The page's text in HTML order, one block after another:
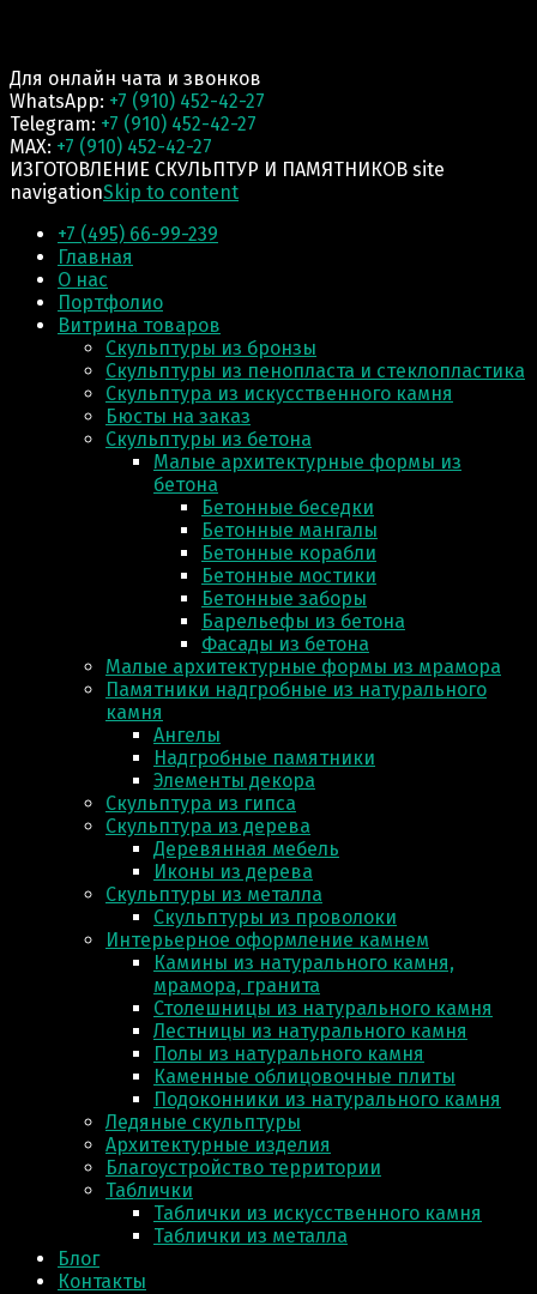
Для онлайн чата и звонков
WhatsApp: +7 (910) 452-42-27
Telegram: +7 (910) 452-42-27
MAX: +7 (910) 452-42-27
ИЗГОТОВЛЕНИЕ СКУЛЬПТУР И ПАМЯТНИКОВ site
navigationSkip to content
+7 (495) 66-99-239
Главная
О нас
Портфолио
Витрина товаров
Скульптуры из бронзы
Скульптуры из пенопласта и стеклопластика
Скульптура из искусственного камня
Бюсты на заказ
Скульптуры из бетона
Малые архитектурные формы из
бетона
Бетонные беседки
Бетонные мангалы
Бетонные корабли
Бетонные мостики
Бетонные заборы
Барельефы из бетона
Фасады из бетона
Малые архитектурные формы из мрамора
Памятники надгробные из натурального
камня
Ангелы
Надгробные памятники
Элементы декора
Скульптура из гипса
Скульптура из деревa
Деревянная мебель
Иконы из дерева
Скульптуры из металла
Скульптуры из проволоки
Интерьерное оформление камнем
Камины из натурального камня,
мрамора, гранита
Столешницы из натурального камня
Лестницы из натурального камня
Полы из натурального камня
Каменные облицовочные плиты
Подоконники из натурального камня
Ледяные скульптуры
Архитектурные изделия
Благоустройство территории
Таблички
Таблички из искусственного камня
Таблички из металла
Блог
Контакты